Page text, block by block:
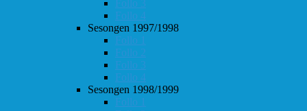
Follo 3
Follo 4
Sesongen 1997/1998
Follo 1
Follo 2
Follo 3
Follo 4
Sesongen 1998/1999
Follo 1